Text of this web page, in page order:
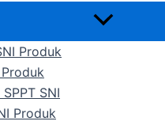
Produk
SNI
Produk